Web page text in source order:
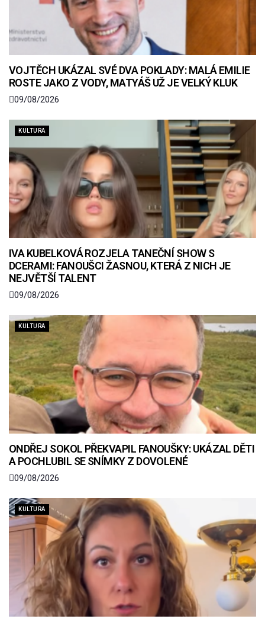
VOJTĚCH UKÁZAL SVÉ DVA POKLADY: MALÁ EMILIE
ROSTE JAKO Z VODY, MATYÁŠ UŽ JE VELKÝ KLUK
09/08/2026
KULTURA
IVA KUBELKOVÁ ROZJELA TANEČNÍ SHOW S
DCERAMI: FANOUŠCI ŽASNOU, KTERÁ Z NICH JE
NEJVĚTŠÍ TALENT
09/08/2026
KULTURA
ONDŘEJ SOKOL PŘEKVAPIL FANOUŠKY: UKÁZAL DĚTI
A POCHLUBIL SE SNÍMKY Z DOVOLENÉ
09/08/2026
KULTURA